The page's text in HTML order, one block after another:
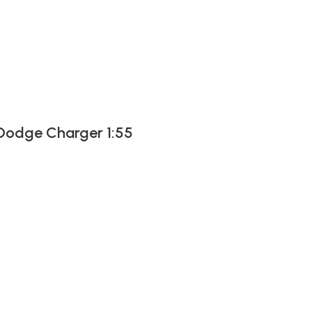
Charger 1:55